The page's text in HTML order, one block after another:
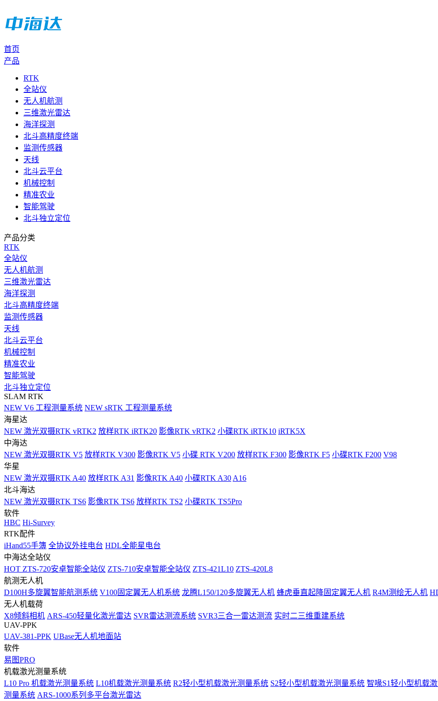
首页
产品
RTK
全站仪
无人机航测
三维激光雷达
海洋探测
北斗高精度终端
监测传感器
天线
北斗云平台
机械控制
精准农业
智能驾驶
北斗独立定位
产品分类
RTK
全站仪
无人机航测
三维激光雷达
海洋探测
北斗高精度终端
监测传感器
天线
北斗云平台
机械控制
精准农业
智能驾驶
北斗独立定位
SLAM RTK
NEW V6 工程测量系统 NEW sRTK 工程测量系统
海星达
NEW 激光双摄RTK vRTK2 放样RTK iRTK20 影像RTK vRTK2 小碟RTK iRTK10 iRTK5X
中海达
NEW 激光双摄RTK V5 放样RTK V300 影像RTK V5 小碟 RTK V200 放样RTK F300 影像RTK F5 小碟RTK F200 V98
华星
NEW 激光双摄RTK A40 放样RTK A31 影像RTK A40 小碟RTK A30 A16
北斗海达
NEW 激光双摄RTK TS6 影像RTK TS6 放样RTK TS2 小碟RTK TS5Pro
软件
HBC Hi-Survey
RTK配件
iHand55手簿 全协议外挂电台 HDL全能星电台
中海达全站仪
HOT ZTS-720安卓智能全站仪 ZTS-710安卓智能全站仪 ZTS-421L10 ZTS-420L8
航测无人机
D100H多旋翼智能航测系统 V100固定翼无人机系统 龙腾L150/120多旋翼无人机 蜂虎垂直起降固定翼无人机 R4M测绘无人机
无人机载荷
X8倾斜相机 ARS-450轻量化激光雷达 SVR雷达测流系统 SVR3三合一雷达测流 实时二三维重建系统
UAV-PPK
UAV-381-PPK UBase无人机地面站
软件
易图PRO
机载激光测量系统
L10 Pro 机载激光测量系统 L10机载激光测量系统 R2轻小型机载激光测量系统 S2轻小型机载激光测量系统 智喙S1轻小型机载
测量系统 ARS-1000系列多平台激光雷达